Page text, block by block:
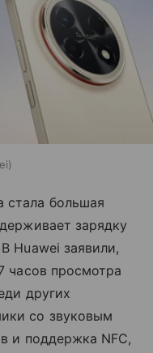
большая
зарядку
Huawei заявили,
часов просмотра
других
со звуковым
и поддержка NFC,